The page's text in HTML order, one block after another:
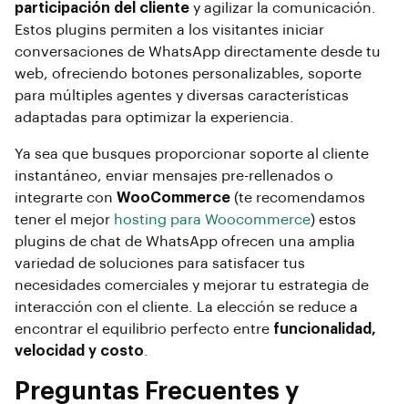
participación del cliente y agilizar la comunicación.
Estos plugins permiten a los visitantes iniciar
conversaciones de WhatsApp directamente desde tu
web, ofreciendo botones personalizables, soporte
para múltiples agentes y diversas características
adaptadas para optimizar la experiencia.
Ya sea que busques proporcionar soporte al cliente
instantáneo, enviar mensajes pre-rellenados o
integrarte con WooCommerce (te recomendamos
tener el mejor hosting para Woocommerce) estos
plugins de chat de WhatsApp ofrecen una amplia
variedad de soluciones para satisfacer tus
necesidades comerciales y mejorar tu estrategia de
interacción con el cliente. La elección se reduce a
encontrar el equilibrio perfecto entre funcionalidad,
velocidad y costo.
Preguntas Frecuentes y